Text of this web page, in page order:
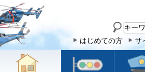
サ
イ
ト
はじめての方
サ